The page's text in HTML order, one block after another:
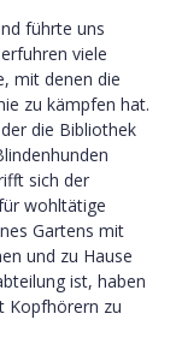
führte uns
viele
mit denen die
zu kämpfen hat.
die Bibliothek
sich der
wohltätige
Gartens mit
und zu Hause
ist, haben
Kopfhörern zu